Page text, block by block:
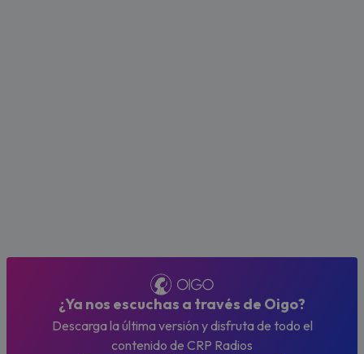
¿Ya nos escuchas a través de Oigo?
Descarga la última versión y disfruta de todo el
contenido de CRP Radios